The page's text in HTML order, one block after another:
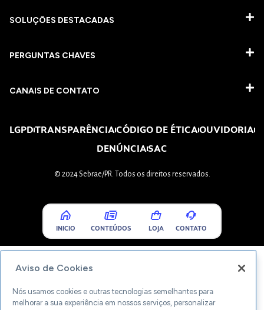
SOLUÇÕES DESTACADAS
PERGUNTAS CHAVES​
CANAIS DE CONTATO
LGPDTRANSPARÊNCIACÓDIGO DE ÉTICAOUVIDORIA
DENÚNCIASAC
© 2024 Sebrae/PR. Todos os direitos reservados.
INICIO CONTEÚDOS LOJA CONTATO
Aviso de Cookies
Nós usamos cookies e outras tecnologias semelhantes para
melhorar a sua experiência em nossos serviços, personalizar